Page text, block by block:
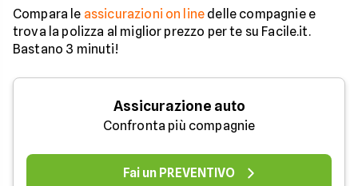
Compara le assicurazioni on line delle compagnie e
trova la polizza al miglior prezzo per te su Facile.it.
Bastano 3 minuti!
Assicurazione auto
Confronta più compagnie
Fai un PREVENTIVO